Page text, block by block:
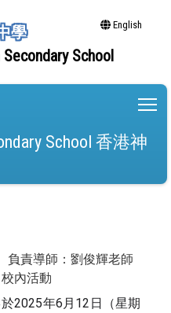
學
School
English
School 香港神
負責導師：劉俊輝老師
內活動
2025年6月12日（星期